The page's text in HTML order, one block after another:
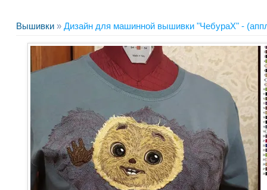
Вышивки » Дизайн для машинной вышивки "ЧебураХ" -